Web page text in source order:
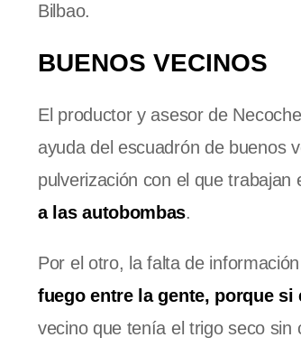
Bilbao.
BUENOS VECINOS
El productor y asesor de
ayuda del escuadrón de buenos
pulverización con el que
a las autobombas.
Por el otro, la falta de
fuego entre la gente, porque
vecino que tenía el trigo seco sin